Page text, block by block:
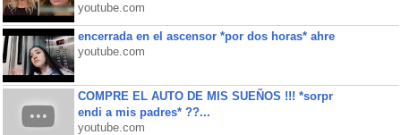
youtube.com
encerrada en el ascensor *por dos horas* ahre
youtube.com
COMPRE EL AUTO DE MIS SUEÑOS !!! *sorpr
endi a mis padres* ??...
youtube.com